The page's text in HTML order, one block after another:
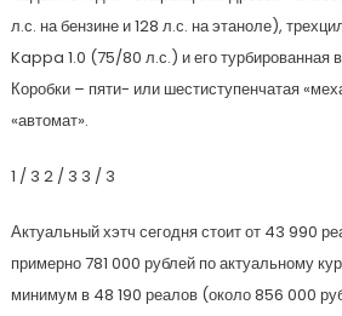
л.с. на бензине и 128 л.с. на этаноле),
Kappa 1.0 (75/80 л.с.) и его турбированная
Коробки – пяти- или шестиступенчатая
«автомат».
1 / 3 2/ 3 3 / 3
Актуальный хэтч сегодня стоит от 43 990
примерно 781 000 рублей по актуальному
минимум в 48 190 реалов (около 856 000